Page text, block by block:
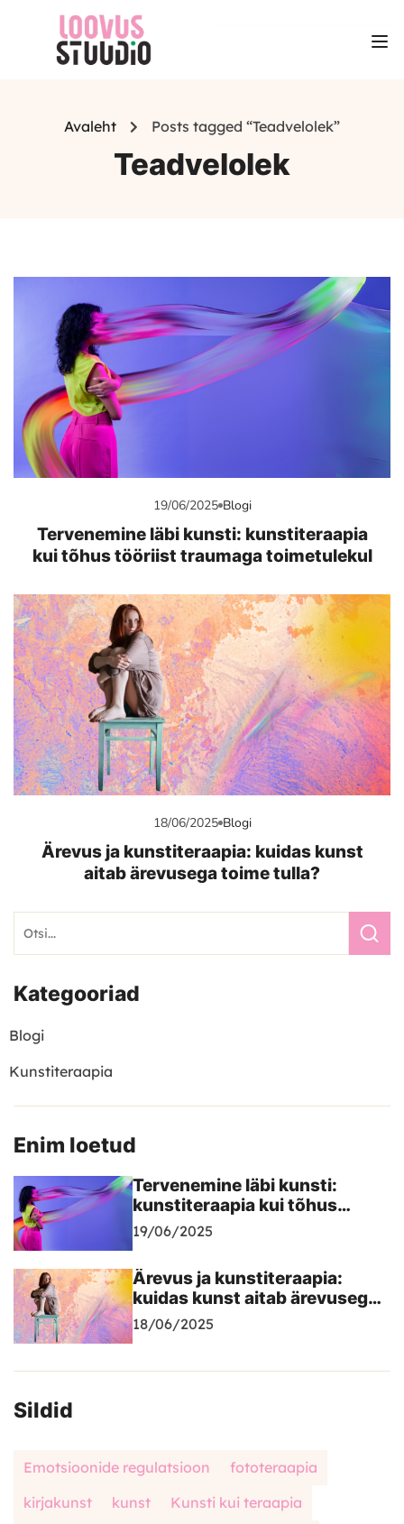
Avaleht Posts tagged “Teadvelolek”
Teadvelolek
19/06/2025 Blogi
Tervenemine läbi kunsti: kunstiteraapia
kui tõhus tööriist traumaga toimetulekul
18/06/2025 Blogi
Ärevus ja kunstiteraapia: kuidas kunst
aitab ärevusega toime tulla?
Kategooriad
Blogi
Kunstiteraapia
Enim loetud
Tervenemine läbi kunsti:
kunstiteraapia kui tõhus
tööriist traumaga toimetulekul
19/06/2025
Ärevus ja kunstiteraapia:
kuidas kunst aitab ärevusega
toime tulla?
18/06/2025
Sildid
Emotsioonide regulatsioon
fototeraapia
kirjakunst
kunst
Kunsti kui teraapia